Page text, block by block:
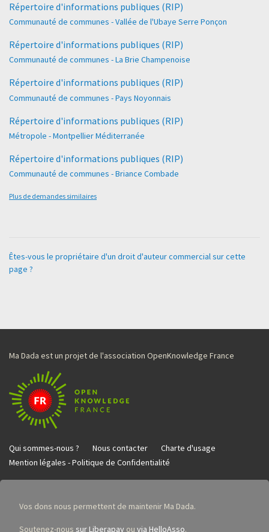
Répertoire d'informations publiques (RIP)
Communauté de communes - Vallée de l'Ubaye Serre Ponçon
Répertoire d'informations publiques (RIP)
Communauté de communes - La Brie Champenoise
Répertoire d'informations publiques (RIP)
Communauté de communes - Pays Noyonnais
Répertoire d'informations publiques (RIP)
Métropole - Montpellier Méditerranée
Répertoire d'informations publiques (RIP)
Communauté de communes - Briance Combade
Plus de demandes similaires
Êtes-vous le propriétaire d'un droit d'auteur commercial sur cette
page ?
Ma Dada est un projet de l'association OpenKnowledge France
Qui sommes-nous ? Nous contacter
Charte d'usage
Mention légales - Politique de Confidentialité
Vos dons nous permettent de maintenir Ma Dada.
Soutenez-nous sur Liberapay ou via HelloAsso.